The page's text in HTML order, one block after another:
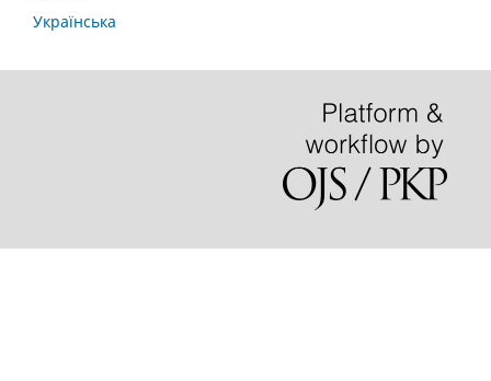
Українська